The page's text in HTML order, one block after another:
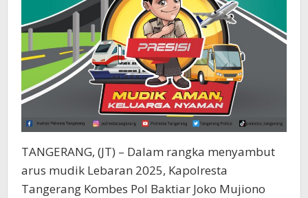
TANGERANG, (JT) – Dalam rangka menyambut
arus mudik Lebaran 2025, Kapolresta
Tangerang Kombes Pol Baktiar Joko Mujiono